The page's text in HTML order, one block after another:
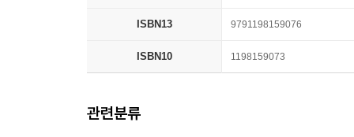
ISBN13 9791198159076
ISBN10 1198159073
관련분류